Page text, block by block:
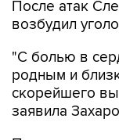
Мария Захарова
Купить
Подписаться